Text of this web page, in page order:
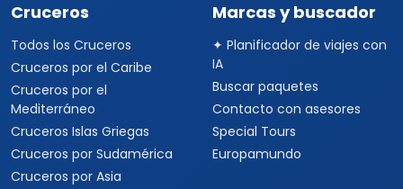
Cruceros
Todos los Cruceros
Cruceros por el Caribe
Cruceros por el
Mediterráneo
Cruceros Islas Griegas
Cruceros por Sudamérica
Cruceros por Asia
Marcas y buscador
✦ Planificador de viajes con
IA
Buscar paquetes
Contacto con asesores
Special Tours
Europamundo